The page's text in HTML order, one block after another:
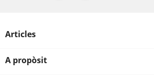
Articles
A propòsit